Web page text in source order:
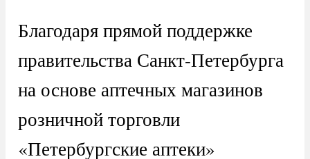
Благодаря прямой поддержке
правительства Санкт-Петербурга
на основе аптечных магазинов
розничной торговли
«Петербургские аптеки»